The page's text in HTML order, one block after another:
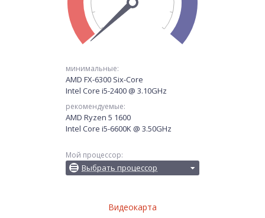
минимальные:
AMD FX-6300 Six-Core
Intel Core i5-2400 @ 3.10GHz
рекомендуемые:
AMD Ryzen 5 1600
Intel Core i5-6600K @ 3.50GHz
Мой процессор:
Выбрать процессор
Видеокарта